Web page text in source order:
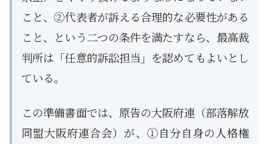
こと、②代表者が訴える合理的な必要性がある
こと、という二つの条件を満たすなら、最高裁
判所は「任意的訴訟担当」を認めてもよいとし
ている。
この準備書面では、原告の大阪府連（部落解放
同盟大阪府連合会）が、①自分自身の人格権